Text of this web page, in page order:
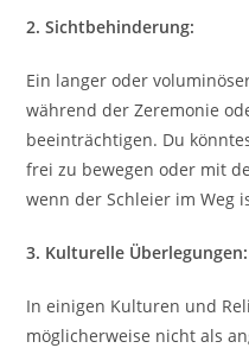
2. Sichtbehinderung:
Ein langer oder
während der Zeremonie
beeinträchtigen. Du
frei zu bewegen oder mit
wenn der Schleier im Weg
3. Kulturelle Überlegungen:
In einigen Kulturen und
möglicherweise nicht als